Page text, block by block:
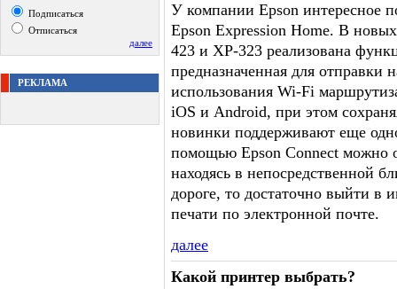
Подписаться
Отписаться
далее
РЕКЛАМА
У компании Epson интересное
Epson Expression Home. В
423 и XP-323 реализована
предназначенная для отправки
использования Wi-Fi
iOS и Android, при этом
новинки поддерживают еще
помощью Epson Connect можно
находясь в непосредственной
дороге, то достаточно выйти в
печати по электронной почте.
далее
Какой принтер выбрать?